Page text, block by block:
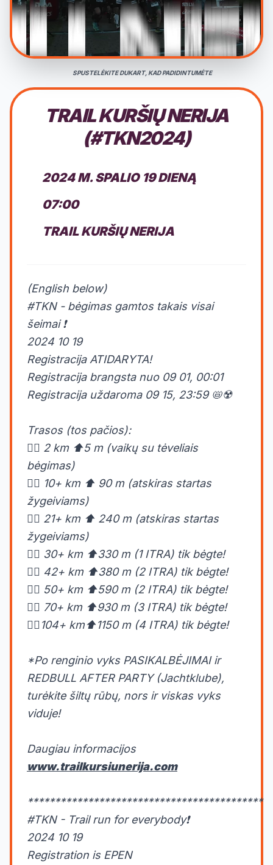
SPUSTELĖKITE DUKART, KAD PADIDINTUMĖTE
TRAIL KURŠIŲ NERIJA
(#TKN2024)
2024 M. SPALIO 19 DIENĄ
07:00
TRAIL KURŠIŲ NERIJA
(English below)
#TKN - bėgimas gamtos takais visai
šeimai ❗
2024 10 19
Registracija ATIDARYTA!
Registracija brangsta nuo 09 01, 00:01
Registracija uždaroma 09 15, 23:59 📛☢️
Trasos (tos pačios):
🏃‍♂️ 2 km ⬆️5 m (vaikų su tėveliais
bėgimas)
🏃‍♂️ 10+ km ⬆️ 90 m (atskiras startas
žygeiviams)
🏃‍♀️ 21+ km ⬆️ 240 m (atskiras startas
žygeiviams)
🏃‍♀️ 30+ km ⬆️330 m (1 ITRA) tik bėgte!
🏃‍♂️ 42+ km ⬆️380 m (2 ITRA) tik bėgte!
🏃‍♀️ 50+ km ⬆️590 m (2 ITRA) tik bėgte!
🏃‍♀️ 70+ km ⬆️930 m (3 ITRA) tik bėgte!
🏃‍♀️104+ km⬆️1150 m (4 ITRA) tik bėgte!
*Po renginio vyks PASIKALBĖJIMAI ir
REDBULL AFTER PARTY (Jachtklube),
turėkite šiltų rūbų, nors ir viskas vyks
viduje!
Daugiau informacijos
www.trailkursiunerija.com
*******************************************
#TKN - Trail run for everybody❗
2024 10 19
Registration is EPEN